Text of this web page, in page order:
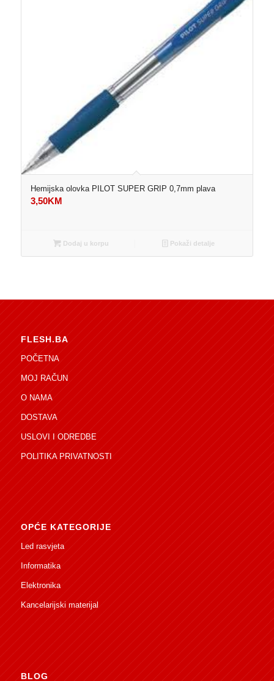
Hemijska olovka PILOT SUPER GRIP 0,7mm plava
3,50KM
Dodaj u korpu Pokaži detalje
FLESH.BA
POČETNA
MOJ RAČUN
O NAMA
DOSTAVA
USLOVI I ODREDBE
POLITIKA PRIVATNOSTI
OPĆE KATEGORIJE
Led rasvjeta
Informatika
Elektronika
Kancelarijski materijal
BLOG